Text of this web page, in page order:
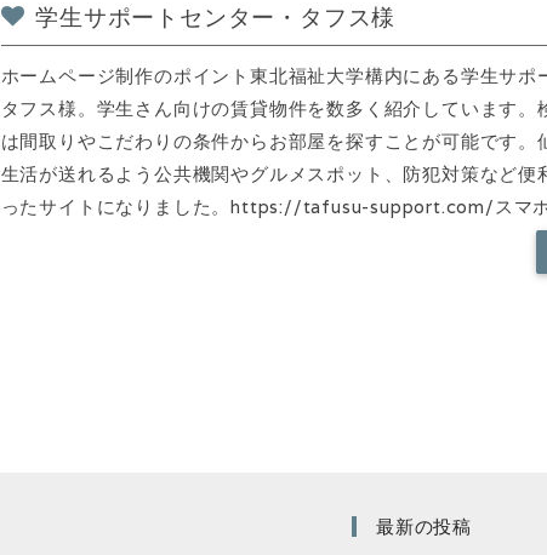
学生サポートセンター・タフス様
ホームページ制作のポイント東北福祉大学構内にある学生サポ
タフス様。学生さん向けの賃貸物件を数多く紹介しています。
は間取りやこだわりの条件からお部屋を探すことが可能です。
生活が送れるよう公共機関やグルメスポット、防犯対策など便
ったサイトになりました。https://tafusu-support.com/スマ
最新の投稿